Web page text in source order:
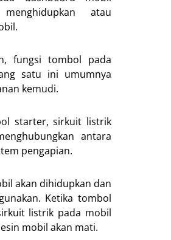
atau
fungsi tombol pada
satu ini umumnya
kemudi.
starter, sirkuit listrik
antara
pengapian.
akan dihidupkan dan
Ketika tombol
listrik pada mobil
mobil akan mati.